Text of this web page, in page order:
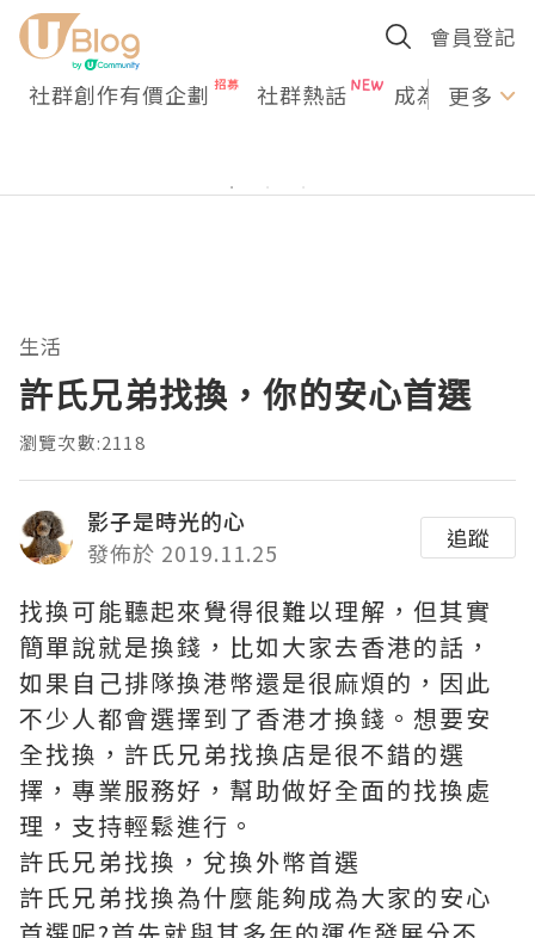
會員登記
社群創作有價企劃 社群熱話 成為U更多
生活
許氏兄弟找換，你的安心首選
瀏覽次數:2118
影子是時光的心
發佈於 2019.11.25
追蹤
找換可能聽起來覺得很難以理解，但其實
簡單說就是換錢，比如大家去香港的話，
如果自己排隊換港幣還是很麻煩的，因此
不少人都會選擇到了香港才換錢。想要安
全找換， 許氏兄弟找換店是很不錯的選
擇，專業服務好，幫助做好全面的找換處
理，支持輕鬆進行。
許氏兄弟找換，兌換外幣首選
許氏兄弟找換為什麼能夠成為大家的安心